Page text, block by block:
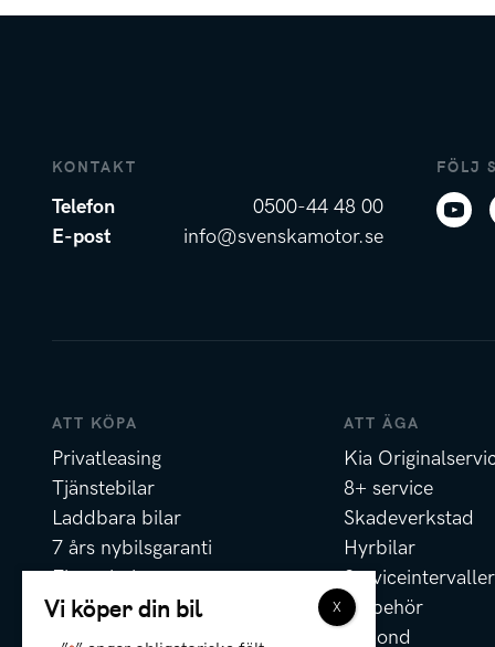
KONTAKT
Telefon
0500-44 48 00
E-post
info@svenskamotor.se
FÖLJ
ATT KÖPA
Privatleasing
Tjänstebilar
Laddbara bilar
7 års nybilsgaranti
Finansiering
Försäkring
Erbjudanden
ATT ÄGA
Kia
8+ service
Skadeverkstad
Hyrbilar
Serviceintervaller
Tillbehör
Rekond
Vi köper din bil